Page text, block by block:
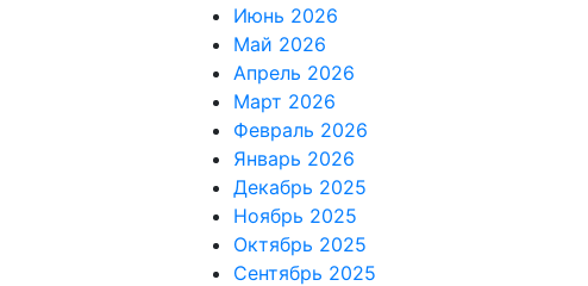
Июнь 2026
Май 2026
Апрель 2026
Март 2026
Февраль 2026
Январь 2026
Декабрь 2025
Ноябрь 2025
Октябрь 2025
Сентябрь 2025